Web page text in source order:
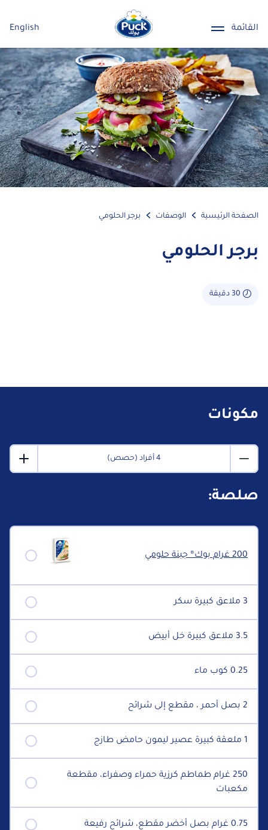
القائمة English
الصفحة الرئيسية الوصفات برجر الحلومي
برجر الحلومي
30 دقيقة
مكونات
4 أفراد (حصص)
صلصة:
200 غرام بوك® جبنة حلومي
3 ملاعق كبيرة سكر
3.5 ملاعق كبيرة خل أبيض
0.25 كوب ماء
2 بصل أحمر ، مقطع إلى شرائح
1 ملعقة كبيرة عصير ليمون حامض طازج
250 غرام طماطم كرزية حمراء وصفراء، مقطعة
مكعبات
0.75 غرام بصل أخضر مقطع، شرائح رفيعة